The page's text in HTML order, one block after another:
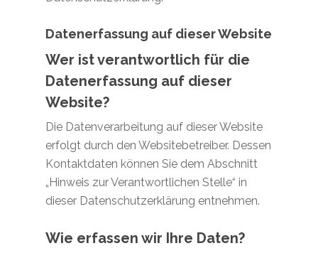
Datenerfassung auf dieser Website
Wer ist verantwortlich für die
Datenerfassung auf dieser
Website?
Die Datenverarbeitung auf dieser Website
erfolgt durch den Websitebetreiber. Dessen
Kontaktdaten können Sie dem Abschnitt
„Hinweis zur Verantwortlichen Stelle“ in
dieser Datenschutzerklärung entnehmen.
Wie erfassen wir Ihre Daten?